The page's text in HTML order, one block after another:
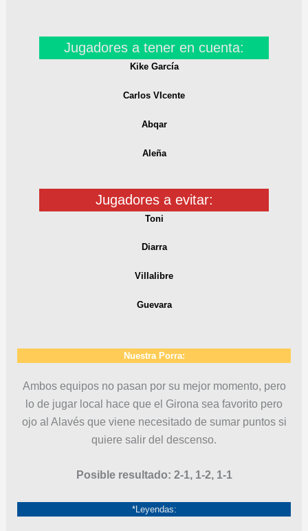
Jugadores a tener en cuenta:
Kike García
Carlos VIcente
Abqar
Aleña
Jugadores a evitar:
Toni
Diarra
Villalibre
Guevara
Nuestra Porra:
Ambos equipos no pasan por su mejor momento, pero
lo de jugar local hace que el Girona sea favorito pero
ojo al Alavés que viene necesitado de sumar puntos si
quiere salir del descenso.
Posible resultado: 2-1, 1-2, 1-1
*Leyendas: